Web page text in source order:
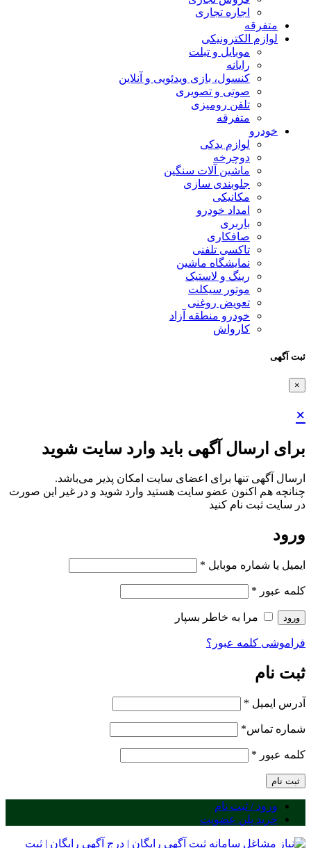
اجاره تجاری
متفرقه
لوازم الکترونیکی
موبایل و تبلت
رایانه
کنسول، بازی‌ ویدئویی و آنلاین
صوتی و تصویری
تلفن رومیزی
متفرقه
خودرو
لوازم یدکی
دوچرخه
ماشین آلات سنگین
جلوبندی سازی
مکانیکی
امداد خودرو
باربری
صافکاری
تاکسی تلفنی
نمایشگاه ماشین
رینگ و لاستیک
موتور سیکلت
تعویض روغنی
خودرو منطقه آزاد
کارواش
ثبت آگهی
×
×
برای ارسال آگهی باید وارد سایت شوید
ارسال آگهی تنها برای اعضای سایت امکان پذیر می‌باشد.
چنانچه هم‌ اکنون عضو سایت هستید وارد شوید و در غیر این صورت
در سایت ثبت نام کنید
ورود
ایمیل یا شماره موبایل *
کلمه عبور *
ورود مرا به خاطر بسپار
فراموشی کلمه عبور؟
ثبت نام
آدرس ایمیل *
شماره تماس*
کلمه عبور *
ثبت نام
ورود / ثبت نام
خرید پلن عضویت